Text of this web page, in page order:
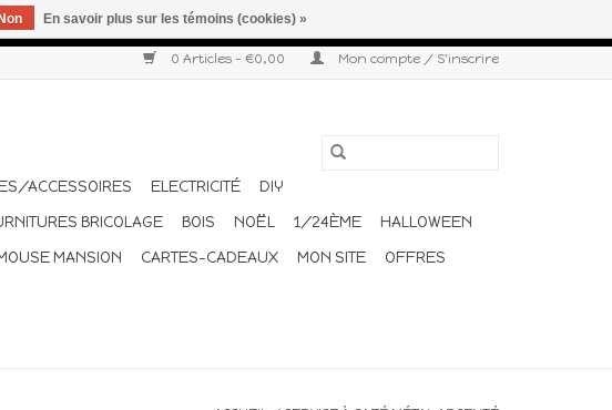
0 Articles - €0,00 Mon compte / S'inscrire
ACCESSOIRES ELECTRICITÉ
DIY
BRICOLAGE BOIS NOËL 1/24ÈME
HALLOWEEN
MANSION CARTES-CADEAUX MON SITE
OFFRES
Non En savoir plus sur les témoins (cookies) »
deux fois par semaine. Merci pour votre compréhension et votre confiance.